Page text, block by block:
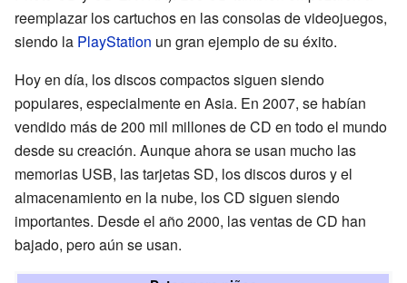
reemplazar los cartuchos en las consolas de videojuegos,
siendo la PlayStation un gran ejemplo de su éxito.
Hoy en día, los discos compactos siguen siendo
populares, especialmente en Asia. En 2007, se habían
vendido más de 200 mil millones de CD en todo el mundo
desde su creación. Aunque ahora se usan mucho las
memorias USB, las tarjetas SD, los discos duros y el
almacenamiento en la nube, los CD siguen siendo
importantes. Desde el año 2000, las ventas de CD han
bajado, pero aún se usan.